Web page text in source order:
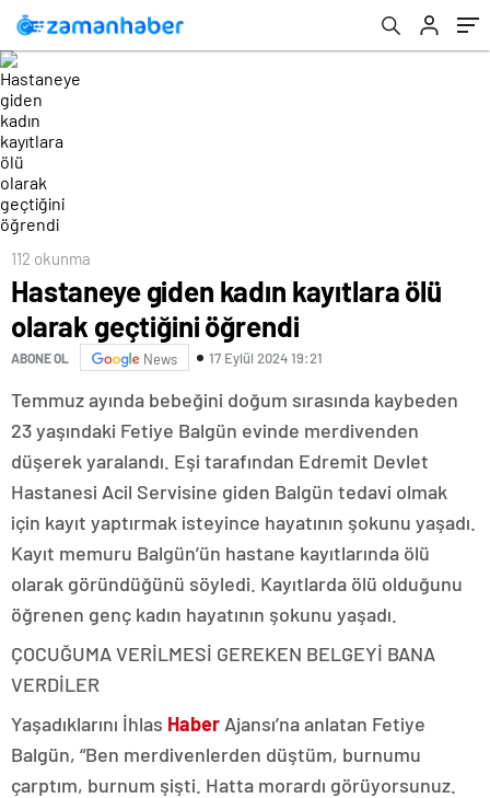
112 okunma
Hastaneye giden kadın kayıtlara ölü
olarak geçtiğini öğrendi
ABONE OL News 17 Eylül 2024 19:21
Temmuz ayında bebeğini doğum sırasında kaybeden
23 yaşındaki Fetiye Balgün evinde merdivenden
düşerek yaralandı. Eşi tarafından Edremit Devlet
Hastanesi Acil Servisine giden Balgün tedavi olmak
için kayıt yaptırmak isteyince hayatının şokunu yaşadı.
Kayıt memuru Balgün’ün hastane kayıtlarında ölü
olarak göründüğünü söyledi. Kayıtlarda ölü olduğunu
öğrenen genç kadın hayatının şokunu yaşadı.
ÇOCUĞUMA VERİLMESİ GEREKEN BELGEYİ BANA
VERDİLER
Yaşadıklarını İhlas Haber Ajansı’na anlatan Fetiye
Balgün, “Ben merdivenlerden düştüm, burnumu
çarptım, burnum şişti. Hatta morardı görüyorsunuz.